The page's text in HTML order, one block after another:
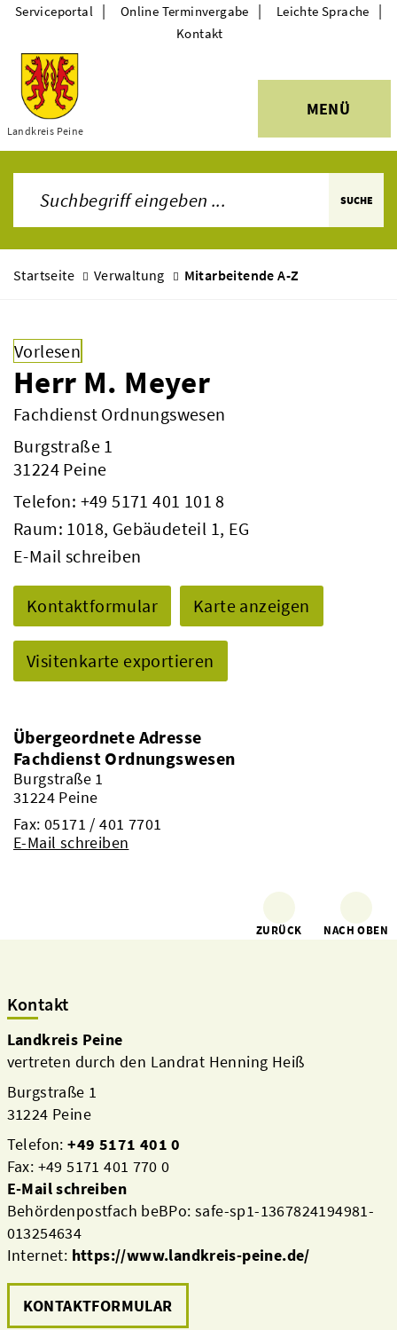
Themen
Landkreis Peine
MENÜ
Serviceportal | Online Terminvergabe | Leichte Sprache |
Kontakt
SUCHE
Startseite Verwaltung Mitarbeitende A-Z
Vorlesen
Herr M. Meyer
Fachdienst Ordnungswesen
Burgstraße 1
31224 Peine
Telefon: +49 5171 401 101 8
Raum: 1018, Gebäudeteil 1, EG
E-Mail schreiben
Kontaktformular Karte anzeigen
Visitenkarte exportieren
Übergeordnete Adresse
Fachdienst Ordnungswesen
Burgstraße 1
31224 Peine
Fax: 05171 / 401 7701
E-Mail schreiben
ZURÜCK NACH OBEN
Kontakt
Landkreis Peine
vertreten durch den Landrat Henning Heiß
Burgstraße 1
31224 Peine
Telefon:+49 5171 401 0
Fax: +49 5171 401 770 0
E-Mail schreiben
Behördenpostfach beBPo: safe-sp1-1367824194981-
013254634
Internet: https://www.landkreis-peine.de/
KONTAKTFORMULAR